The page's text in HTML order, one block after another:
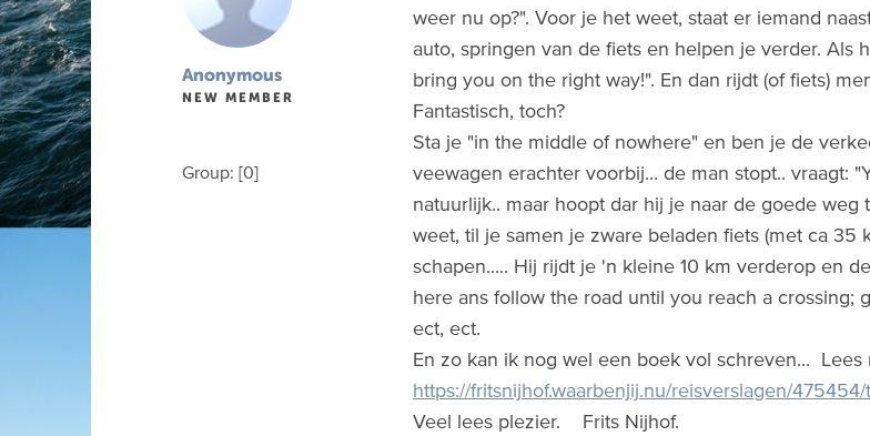
Anonymous
NEW MEMBER
Group: [0]
weer nu op?". Voor je het weet, staat er iemand
auto, springen van de fiets en helpen je verder. Als
bring you on the right way!". En dan rijdt (of fiets)
Fantastisch, toch?
Sta je "in the middle of nowhere" en ben je de
veewagen erachter voorbij... de man stopt.. vraagt:
natuurlijk.. maar hoopt dar hij je naar de goede
weet, til je samen je zware beladen fiets (met ca 35
schapen..... Hij rijdt je 'n kleine 10 km verderop en
here ans follow the road until you reach a crossing;
ect, ect.
En zo kan ik nog wel een boek vol schreven...
https://fritsnijhof.waarbenjij.nu/reisverslagen/
Veel lees plezier. Frits Nijhof.